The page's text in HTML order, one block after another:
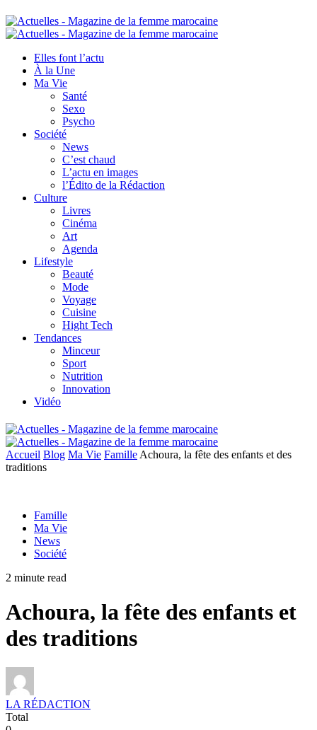
Elles font l’actu
À la Une
Ma Vie
Santé
Sexo
Psycho
Société
News
C’est chaud
L’actu en images
l’Édito de la Rédaction
Culture
Livres
Cinéma
Art
Agenda
Lifestyle
Beauté
Mode
Voyage
Cuisine
Hight Tech
Tendances
Minceur
Sport
Nutrition
Innovation
Vidéo
Accueil Blog Ma Vie Famille Achoura, la fête des enfants et des
traditions
Famille
Ma Vie
News
Société
2 minute read
Achoura, la fête des enfants et
des traditions
LA RÉDACTION
Total